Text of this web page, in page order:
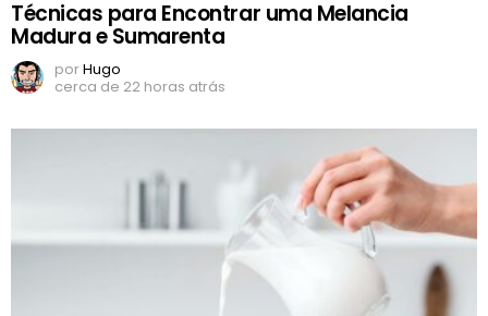
Técnicas para Encontrar uma Melancia
Madura e Sumarenta
porHugo
cerca de 22 horas atrás